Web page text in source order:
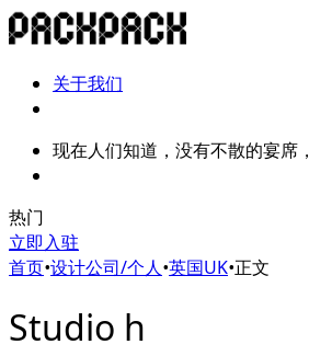
关于我们
现在人们知道，没有不散的宴席
热门
立即入驻
首页•设计公司/个人•英国UK•正文
Studio h